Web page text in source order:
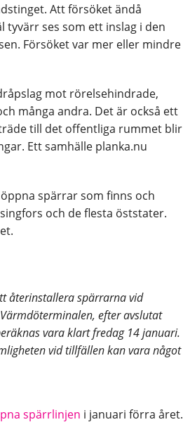
Att försöket ändå
tyvärr ses som ett inslag i den
Försöket var mer eller mindre
mot rörelsehindrade,
många andra. Det är också ett
till det offentliga rummet blir
Ett samhälle planka.nu
spärrar som finns och
och de flesta öststater.
återinstallera spärrarna vid
efter avslutat
vara klart fredag 14 januari.
vid tillfällen kan vara något
spärrlinjen i januari förra året.